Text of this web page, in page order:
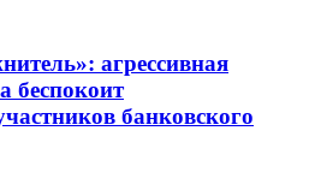
агрессивная
беспокоит
банковского